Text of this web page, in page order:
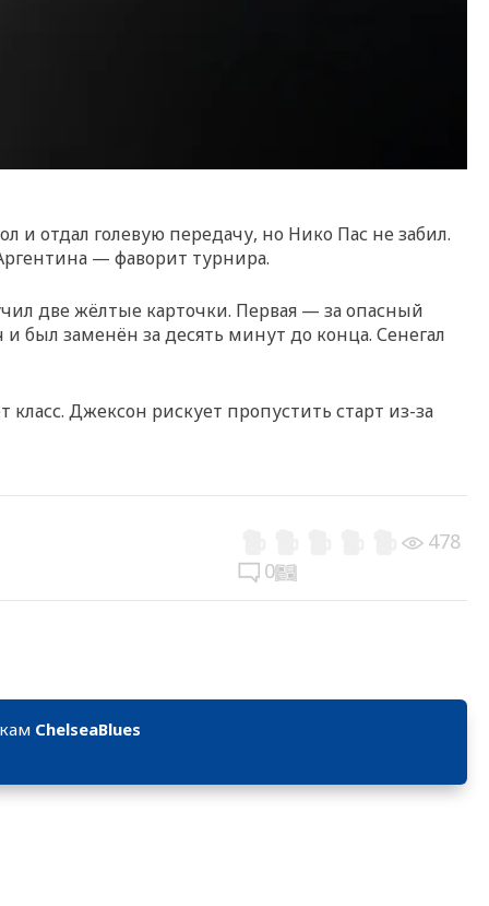
и отдал голевую передачу, но Нико Пас не забил.
— фаворит турнира.
две жёлтые карточки. Первая — за опасный
был заменён за десять минут до конца. Сенегал
Джексон рискует пропустить старт из-за
478
0
ChelseaBlues